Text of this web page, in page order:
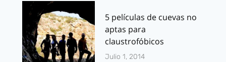
5 películas de cuevas no
aptas para
claustrofóbicos
Julio 1, 2014